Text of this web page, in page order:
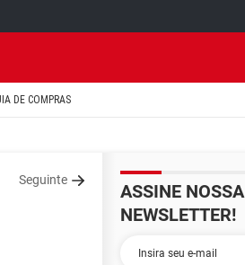
DE COMPRAS
Seguinte
ASSINE NOSSA
NEWSLETTER!